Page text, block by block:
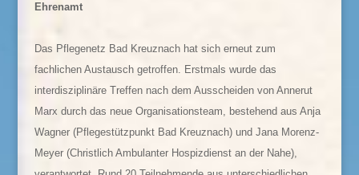
Ehrenamt
Das Pflegenetz Bad Kreuznach hat sich erneut zum
fachlichen Austausch getroffen. Erstmals wurde das
interdisziplinäre Treffen nach dem Ausscheiden von Annerut
Marx durch das neue Organisationsteam, bestehend aus Anja
Wagner (Pflegestützpunkt Bad Kreuznach) und Jana Morenz-
Meyer (Christlich Ambulanter Hospizdienst an der Nahe),